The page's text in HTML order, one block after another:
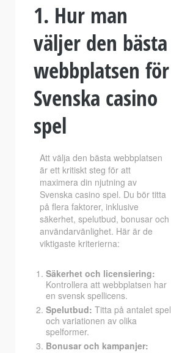
1. Hur man
väljer den bästa
webbplatsen för
Svenska casino
spel
Att välja den bästa webbplatsen
är ett kritiskt steg för att
maximera din njutning av
Svenska casino spel. Du bör titta
på flera faktorer, inklusive
säkerhet, spelutbud, bonusar och
användarvänlighet. Här är de
viktigaste kriterierna:
Säkerhet och licensiering:
Kontrollera att webbplatsen har
en svensk spellicens.
Spelutbud: Titta på antalet spel
och variationen av olika
spelformer.
Bonusar och kampanjer: